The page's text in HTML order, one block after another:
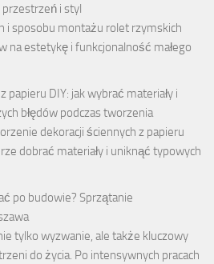
i styl
i sposobu montażu rolet rzymskich
na estetykę i funkcjonalność małego
papieru DIY: jak wybrać materiały i
błędów podczas tworzenia
dekoracji ściennych z papieru
dobrać materiały i uniknąć typowych
po budowie? Sprzątanie
tylko wyzwanie, ale także kluczowy
do życia. Po intensywnych pracach